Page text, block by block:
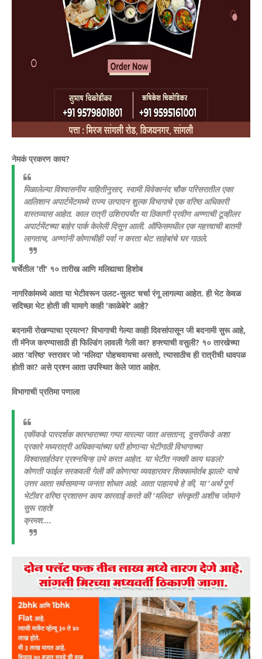
​नेमकं प्रकरण काय?
​मिळालेल्या विश्वासनीय माहितीनुसार, स्वामी विवेकानंद चौक परिसरातील एका
आलिशान अपार्टमेंटमध्ये राज्य उत्पादन शुल्क विभागाचे एक वरिष्ठ अधिकारी
वास्तव्यास आहेत. काल रात्री उशिरापर्यंत या ठिकाणी प्रवीण अण्णाची टूव्हीलर
अपार्टमेंटच्या बाहेर पार्क केलेली दिसून आली. ऑफिसमधील एक महत्त्वाची बातमी
लागताच, अण्णांनी कोणाचीही पर्वा न करता थेट साहेबांचे घर गाठले.
​चर्चेतील 'ती' १० तारीख आणि मलिद्याचा हिशोब
​नागरिकांमध्ये आता या भेटीवरून उलट-सुलट चर्चा रंगू लागल्या आहेत. ही भेट केवळ
सदिच्छा भेट होती की यामागे काही 'काळेबेरे' आहे?
बदनामी रोखण्याचा प्रयत्न? विभागाची गेल्या काही दिवसांपासून जी बदनामी सुरू आहे,
ती मॅनेज करण्यासाठी ही फिल्डिंग लावली गेली का? हफ्त्याची वसुली? १० तारखेच्या
आत 'वरिष्ठ' स्तरावर जो 'मलिदा' पोहचवायचा असतो, त्यासाठीच ही रात्रीची धावपळ
होती का? असे प्रश्न आता उपस्थित केले जात आहेत.
​विभागाची प्रतिमा पणाला
एकीकडे पारदर्शक कारभाराच्या गप्पा मारल्या जात असताना, दुसरीकडे अशा
प्रकारे मध्यरात्री अधिकाऱ्यांच्या घरी होणाऱ्या भेटीगाठी विभागाच्या
विश्वासार्हतेवर प्रश्नचिन्ह उभे करत आहेत. या भेटीत नक्की काय घडलं?
कोणती फाईल सरकवली गेली की कोणत्या व्यवहारावर शिक्कामोर्तब झालं? याचे
उत्तर आता सर्वसामान्य जनता शोधत आहे. ​आता पाहायचे हे की, या 'अर्थ'पूर्ण
भेटीवर वरिष्ठ प्रशासन काय कारवाई करते की 'मलिदा' संस्कृती अशीच जोमाने
सुरू राहते!
क्रमश....